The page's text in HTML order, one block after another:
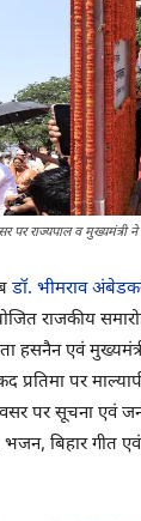
पर राज्यपाल व मुख्यमंत्री ने
डॉ. भीमराव
राजकीय
हसनैन एवं
पर
पर सूचना एवं
भजन, बिहार गीत